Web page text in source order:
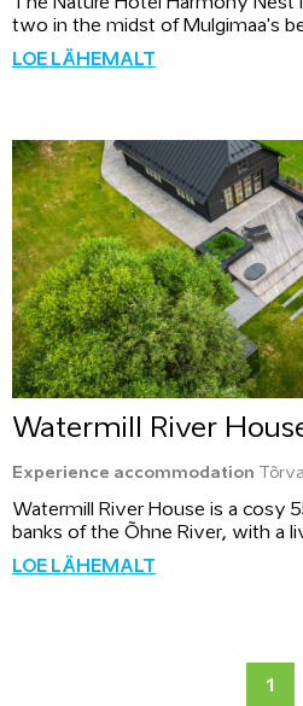
two in the midst of Mulgimaa's
LOE LÄHEMALT
Watermill River
Experience accommodation
Watermill River House is a cosy
banks of the Õhne River, with a
LOE LÄHEMALT
1